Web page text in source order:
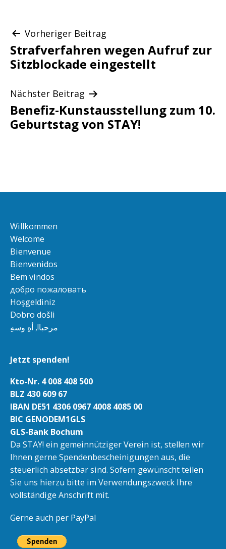
Beitragsnavigation
Vorheriger Beitrag
Strafverfahren wegen Aufruf zur
Sitzblockade eingestellt
Nächster Beitrag
Benefiz-Kunstausstellung zum 10.
Geburtstag von STAY!
Willkommen
Welcome
Bienvenue
Bienvenidos
Bem vindos
добро пожаловать
Hoşgeldiniz
Dobro došli
مرحبا!, أهِ وسهِ
Jetzt spenden!
Kto-Nr. 4 008 408 500
BLZ 430 609 67
IBAN DE51 4306 0967 4008 4085 00
BIC GENODEM1GLS
GLS-Bank Bochum
Da STAY! ein gemeinnütziger Verein ist, stellen wir
Ihnen gerne Spendenbescheinigungen aus, die
steuerlich absetzbar sind. Sofern gewünscht teilen
Sie uns hierzu bitte im Verwendungszweck Ihre
vollständige Anschrift mit.
Gerne auch per PayPal